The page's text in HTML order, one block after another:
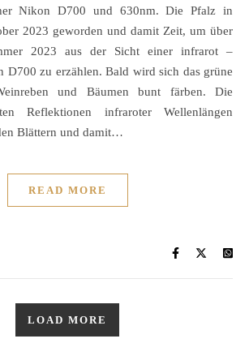
2023 geworden und damit Zeit, um über
2023 aus der Sicht einer infrarot –
D700 zu erzählen. Bald wird sich das grüne
und Bäumen bunt färben. Die
Reflektionen infraroter Wellenlängen
Blättern und damit…
READ MORE
LOAD MORE